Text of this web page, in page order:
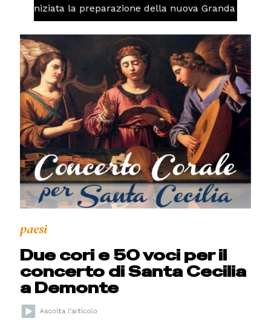
iniziata la preparazione della nuova Granda Volley
paesi
Due cori e 50 voci per il
concerto di Santa Cecilia
a Demonte